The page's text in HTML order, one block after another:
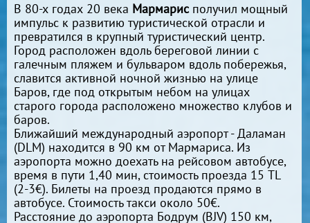
В 80-х годах 20 века Мармарисполучил мощный
импульс к развитию туристической отрасли и
превратился в крупный туристический центр.
Город расположен вдоль береговой линии с
галечным пляжем и бульваром вдоль побережья,
славится активной ночной жизнью на улице
Баров, где под открытым небом на улицах
старого города расположено множество клубов и
баров.
Ближайший международный аэропорт - Даламан
(DLM) находится в 90 км от Мармариса. Из
аэропорта можно доехать на рейсовом автобусе,
время в пути 1,40 мин, стоимость проезда 15 TL
(2-3€). Билеты на проезд продаются прямо в
автобусе. Стоимость такси около 50€.
Расстояние до аэропорта Бодрум (BJV) 150 км,